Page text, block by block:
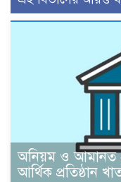
অনিয়ম ও আমানত
আর্থিক প্রতিষ্ঠান